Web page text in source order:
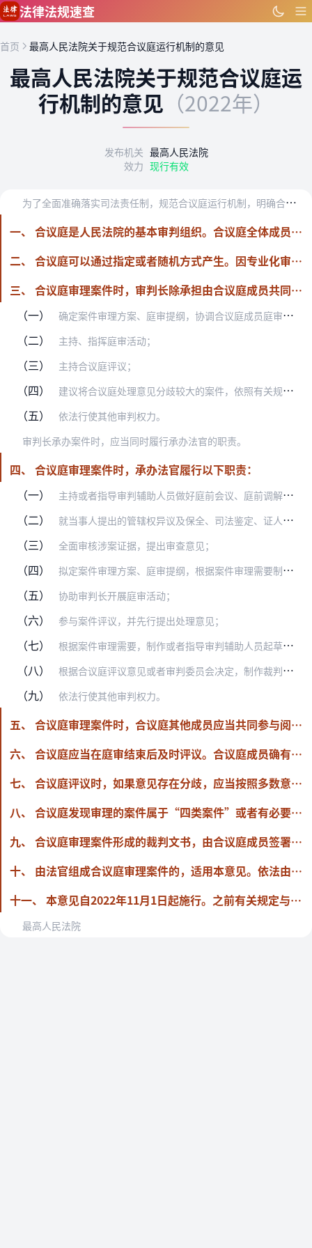
跳到主要内容
法律法规速查
首页 最高人民法院关于规范合议庭运行机制的意见
最高人民法院关于规范合议庭运
行机制的意见 （2022年）
发布机关 最高人民法院
效力 现行有效
为
了全面准确落实司法责任制，规范合议庭运行机制，明确合议庭职责，根据《中华人民共和国人民法院组织法》《中华人民共和国法官法》《中华人民共和国刑事诉讼法》《中华人…
一、 合议庭是人民法院的基本审判组织。合议庭全体成员平等参与案件的阅卷、庭审、评议、裁判等审判活动，对案件的证据采信、事实认定、法律适用、诉讼程序、裁判结果等问题独立发表意见并对此承担相应责任。
二、 合议庭可以通过指定或者随机方式产生。因专业化审判或者案件繁简分流工作需要，合议庭成员相对固定的，应当定期轮换交流。属于“四类案件”或者参照“四类案件”监督管理的，院庭长可以按照其职权指定合议庭成员。以指定方式产生合议庭的，应当在办案平台全程留痕，或者形成书面记录入卷备查。
三、 合议庭审理案件时，审判长除承担由合议庭成员共同承担的职责外，还应当履行以下职责：
（一）
确定案件审理方案、庭审提纲，协调合议庭成员庭审分工，指导合议庭成员或者审判辅助人员做好其他必要的庭审准备工作；
（二） 主持、指挥庭审活动；
（三） 主持合议庭评议；
（四） 建议将合议庭处理意见分歧较大的案件，依照有关规定和程序提交专业法官会议讨论或者审判委员会讨论决定；
（五）
依法行使其他审判权力。
审判长承办案件时，应当同时履行承办法官的职责。
四、 合议庭审理案件时，承办法官履行以下职责：
（一）
主持或者指导审判辅助人员做好庭前会议、庭前调解、证据交换等庭前准备工作及其他审判辅助工作；
（二） 就当事人提出的管辖权异议及保全、司法鉴定、证人出庭、非法证据排除申请等提请合议庭评议；
（三） 全面审核涉案证据，提出审查意见；
（四） 拟定案件审理方案、庭审提纲，根据案件审理需要制作阅卷笔录；
（五） 协助审判长开展庭审活动；
（六） 参与案件评议，并先行提出处理意见；
（七） 根据案件审理需要，制作或者指导审判辅助人员起草审理报告、类案检索报告等；
（八） 根据合议庭评议意见或者审判委员会决定，制作裁判文书等；
（九） 依法行使其他审判权力。
五、 合议庭审理案件时，合议庭其他成员应当共同参与阅卷、庭审、评议等审判活动，根据审判长安排完成相应审判工作。
六、 合议庭应当在庭审结束后及时评议。合议庭成员确有客观原因难以实现线下同场评议的，可以通过人民法院办案平台采取在线方式评议，但不得以提交书面意见的方式参加评议或者委托他人参加评议。合议庭评议过程不向未直接参加案件审理工作的人员公开。
七、 合议庭评议时，如果意见存在分歧，应当按照多数意见作出决定，但是少数意见应当记入笔录。
八、 合议庭发现审理的案件属于“四类案件”或者有必要参照“四类案件”监督管理的，应当按照有关规定及时向院庭长报告。
九、 合议庭审理案件形成的裁判文书，由合议庭成员签署并共同负责。合议庭其他成员签署前，可以对裁判文书提出修改意见，并反馈承办法官。
十、 由法官组成合议庭审理案件的，适用本意见。依法由法官和人民陪审员组成合议庭的运行机制另行规定。执行案件办理过程中需要组成合议庭评议或者审核的事项，参照适用本意见。
十一、 本意见自2022年11月1日起施行。之前有关规定与本意见不一致的，按照本意见执行。
最高人民法院